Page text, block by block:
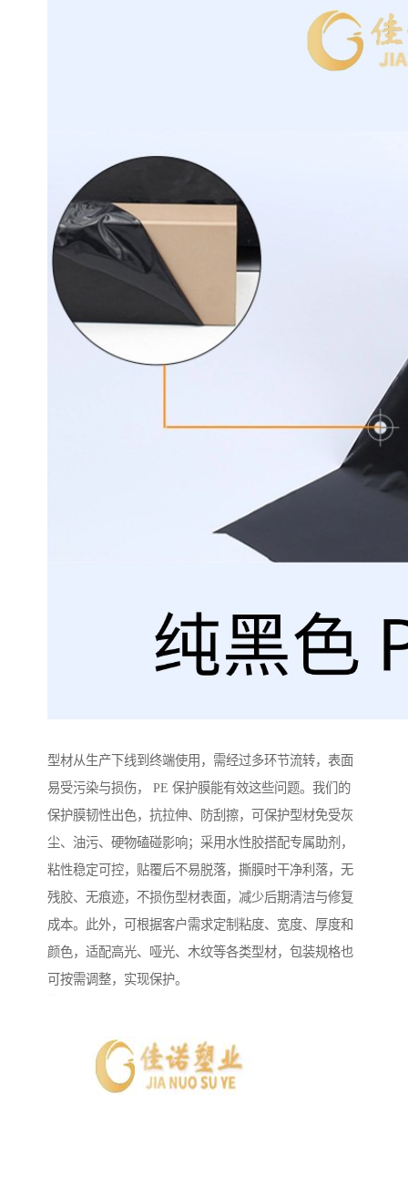
型材从生产下线到终端使用，需经过多环节流转，表面
易受污染与损伤， PE 保护膜能有效这些问题。我们的
保护膜韧性出色，抗拉伸、防刮擦，可保护型材免受灰
尘、油污、硬物磕碰影响；采用水性胶搭配专属助剂，
粘性稳定可控，贴覆后不易脱落，撕膜时干净利落，无
残胶、无痕迹，不损伤型材表面，减少后期清洁与修复
成本。此外，可根据客户需求定制粘度、宽度、厚度和
颜色，适配高光、哑光、木纹等各类型材，包装规格也
可按需调整，实现保护。